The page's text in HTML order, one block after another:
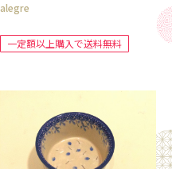
alegre
一定額以上購入で送料無料